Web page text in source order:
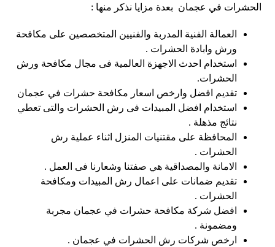
الحشرات في عجمان بعدة مزايا نذكر منها :
العمالة الفنية المدربة والفنيين المتخصصين على مكافحة
ورش وابادة الحشرات .
استخدام احدث الاجهزة العالمية فى مجال مكافحة ورش
الحشرات.
تقديم افضل وارخص اسعار مكافحة حشرات في عجمان
استخدام افضل المبيدات فى رش الحشرات والتى تعطي
نتائج مذهلة .
المحافظة على مقتنيات المنزل اثناء عملية رش
الحشرات .
الامانة والمصداقية هي صفتنا وشعارنا فى العمل .
تقديم ضمانات على اعمال رش المبيدات ومكافحة
الحشرات .
افضل شركة مكافحة حشرات في عجمان مجربة
ومضمونة .
ارخص شركات رش الحشرات في عجمان .